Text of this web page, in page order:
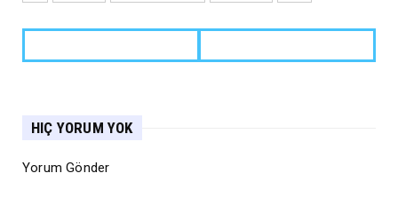
HIÇ YORUM YOK
Yorum Gönder